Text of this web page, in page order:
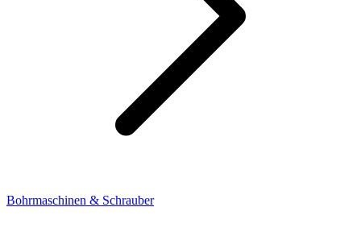
Bohrmaschinen & Schrauber